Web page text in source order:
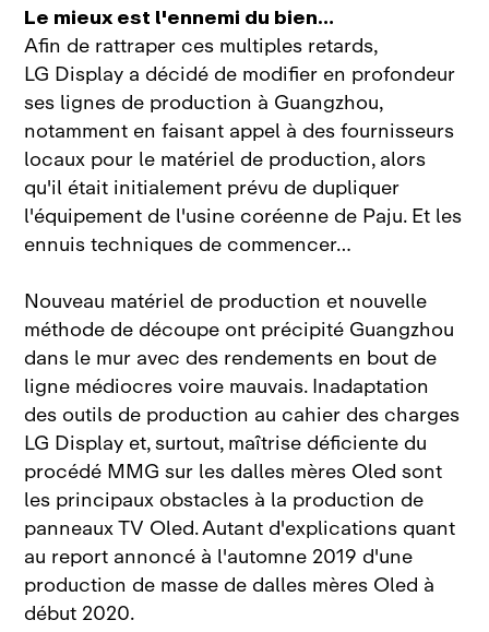
Le mieux est l'ennemi du bien…
Afin de rattraper ces multiples retards,
LG Display a décidé de modifier en profondeur
ses lignes de production à Guangzhou,
notamment en faisant appel à des fournisseurs
locaux pour le matériel de production, alors
qu'il était initialement prévu de dupliquer
l'équipement de l'usine coréenne de Paju. Et les
ennuis techniques de commencer…
Nouveau matériel de production et nouvelle
méthode de découpe ont précipité Guangzhou
dans le mur avec des rendements en bout de
ligne médiocres voire mauvais. Inadaptation
des outils de production au cahier des charges
LG Display et, surtout, maîtrise déficiente du
procédé MMG sur les dalles mères Oled sont
les principaux obstacles à la production de
panneaux TV Oled. Autant d'explications quant
au report annoncé à l'automne 2019 d'une
production de masse de dalles mères Oled à
début 2020.